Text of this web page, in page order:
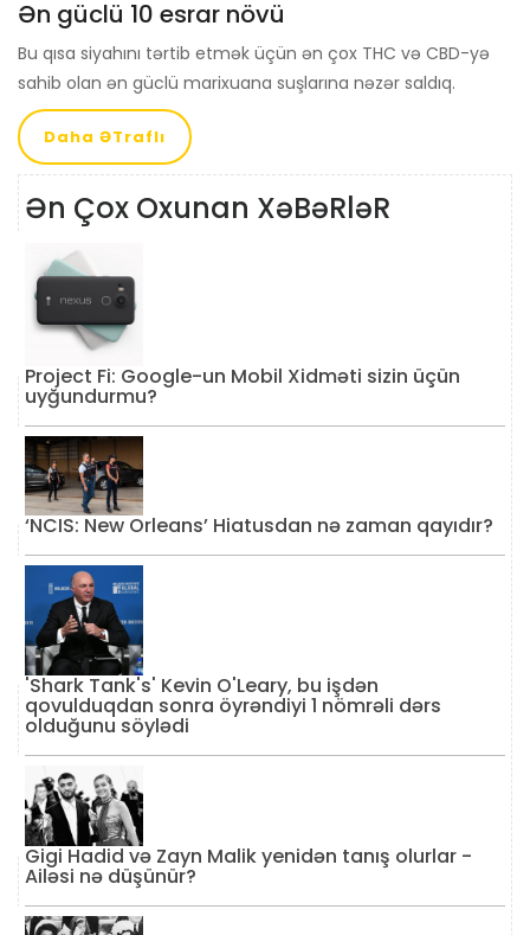
Ən güclü 10 esrar növü
Bu qısa siyahını tərtib etmək üçün ən çox THC və CBD-yə
sahib olan ən güclü marixuana suşlarına nəzər saldıq.
Daha ƏTraflı
Ən Çox Oxunan XəBəRləR
Project Fi: Google-un Mobil Xidməti sizin üçün
uyğundurmu?
‘NCIS: New Orleans’ Hiatusdan nə zaman qayıdır?
'Shark Tank's' Kevin O'Leary, bu işdən
qovulduqdan sonra öyrəndiyi 1 nömrəli dərs
olduğunu söylədi
Gigi Hadid və Zayn Malik yenidən tanış olurlar -
Ailəsi nə düşünür?